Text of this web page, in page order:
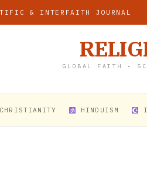
& INTERFAITH JOURNAL
GLOBAL FAITH •
HINDUISM